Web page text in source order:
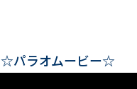
☆パラオムービー☆